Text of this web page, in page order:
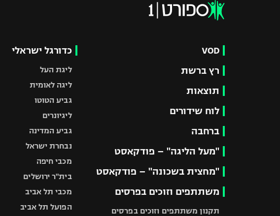
VOD
רץ ברשת
תוצאות
לוח שידורים
ברחבה
"מעל הליגה" – פודקאסט
"מחצית בשכונה" – פודקאסט
משתתפים וזוכים בפרסים
תקנון משתתפים וזוכים בפרסים
כדורגל ישראלי
ליגת העל
ליגה לאומית
גביע הטוטו
ליגיונרים
גביע המדינה
נבחרת ישראל
מכבי חיפה
בית"ר ירושלים
מכבי תל אביב
הפועל תל אביב